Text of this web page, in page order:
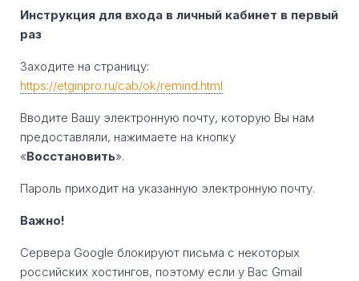
Инструкция для входа в личный кабинет в первый
раз
Заходите на страницу:
https://etginpro.ru/cab/ok/remind.html
Вводите Вашу электронную почту, которую Вы нам
предоставляли, нажимаете на кнопку
«Восстановить».
Пароль приходит на указанную электронную почту.
Важно!
Сервера Google блокируют письма с некоторых
российских хостингов, поэтому если у Вас Gmail